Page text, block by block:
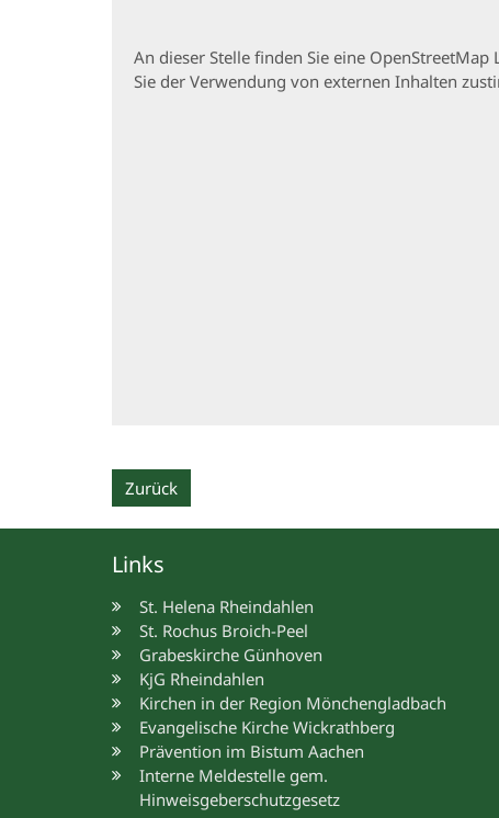
An dieser Stelle finden Sie eine
Sie der Verwendung von externen Inhalten
Zurück
Links
St. Helena Rheindahlen
St. Rochus Broich-Peel
Grabeskirche Günhoven
KjG Rheindahlen
Kirchen in der Region Mönchengladbach
Evangelische Kirche Wickrathberg
Prävention im Bistum Aachen
Interne Meldestelle gem.
Hinweisgeberschutzgesetz